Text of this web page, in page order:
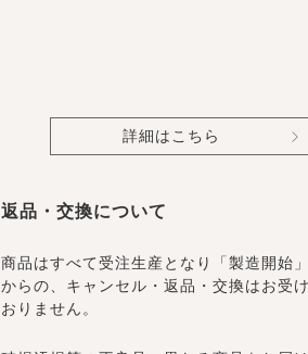
詳細はこちら
返品・交換について
商品はすべて受注生産となり「製造開始
からの、キャンセル・返品・交換はお受
おりません。